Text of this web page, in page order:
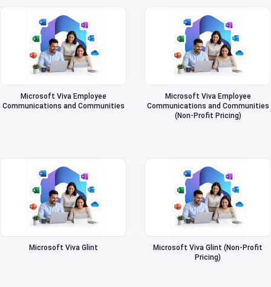
Microsoft Viva Employee
Communications and Communities
Microsoft Viva Employee
Communications and Communities
(Non-Profit Pricing)
Microsoft Viva Glint
Microsoft Viva Glint (Non-Profit
Pricing)